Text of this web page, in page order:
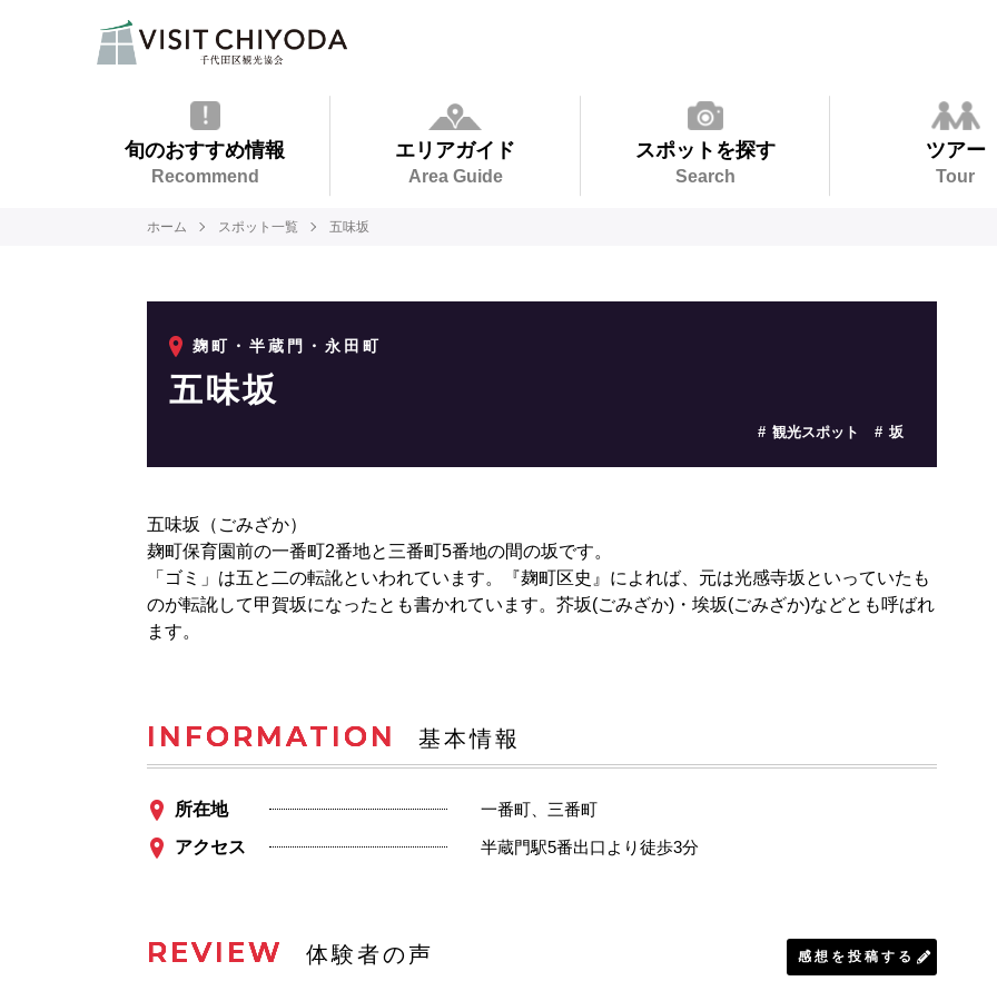
旬のおすすめ情報
Recommend
エリアガイド
Area Guide
スポットを探す
Search
ツアー
Tour
ホーム スポット一覧 五味坂
麹町・半蔵門・永田町
五味坂
観光スポット 坂
五味坂（ごみざか）
麹町保育園前の一番町2番地と三番町5番地の間の坂です。
「ゴミ」は五と二の転訛といわれています。『麹町区史』によれば、元は光感寺坂といっていたも
のが転訛して甲賀坂になったとも書かれています。芥坂(ごみざか)・埃坂(ごみざか)などとも呼ばれ
ます。
INFORMATION 基本情報
所在地
一番町、三番町
アクセス
半蔵門駅5番出口より徒歩3分
REVIEW 体験者の声 感想を投稿する